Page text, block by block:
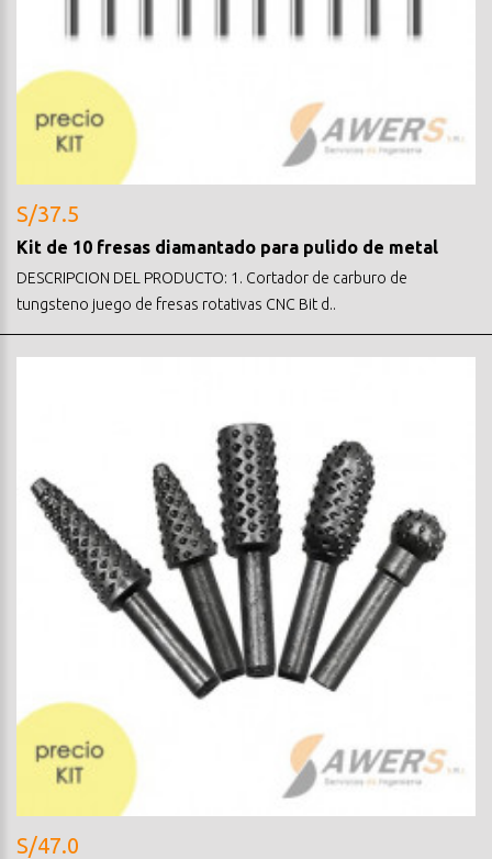
S/37.5
Kit de 10 fresas diamantado para pulido de metal
DESCRIPCION DEL PRODUCTO: 1. Cortador de carburo de
tungsteno juego de fresas rotativas CNC Bit d..
S/47.0